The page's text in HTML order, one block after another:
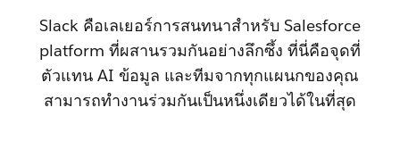
Slack คือเลเยอร์การสนทนาสำหรับ Salesforce
platform ที่ผสานรวมกันอย่างลึกซึ้ง ที่นี่คือจุดที่
ตัวแทน AI ข้อมูล และทีมจากทุกแผนกของคุณ
สามารถทำงานร่วมกันเป็นหนึ่งเดียวได้ในที่สุด